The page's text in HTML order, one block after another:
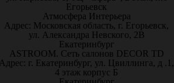
Егорьевск
Атмосфера Интерьера
Адрес: Московская область, г. Егорьевск,
ул. Александра Невского, 2В
Екатеринбург
ASTROOM. Сеть салонов DECOR TD
г. Екатеринбург, ул. Цвиллинга, д .1,
4 этаж корпус Б